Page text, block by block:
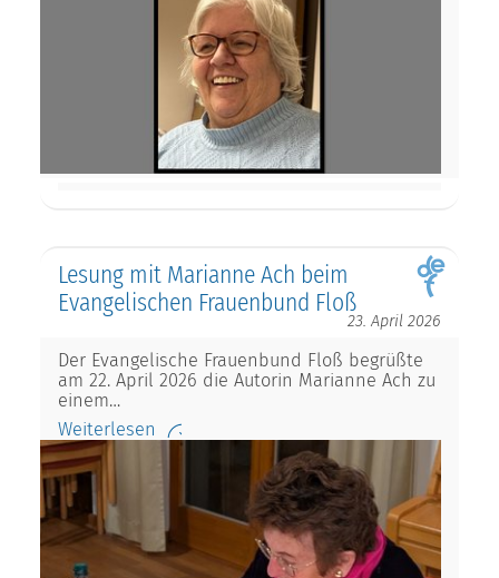
Lesung mit Marianne Ach beim
Evangelischen Frauenbund Floß
23. April 2026
Der Evangelische Frauenbund Floß begrüßte
am 22. April 2026 die Autorin Marianne Ach zu
einem…
Weiterlesen